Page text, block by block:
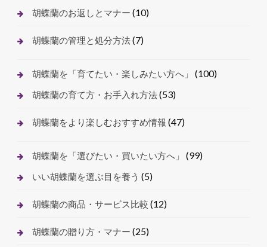
胡蝶蘭のお返しとマナー (10)
胡蝶蘭の管理と処分方法(7)
胡蝶蘭を「育てたい・楽しみたい方へ」 (100)
胡蝶蘭の育て方・お手入れ方法(53)
胡蝶蘭をより楽しむおすすめ情報 (47)
胡蝶蘭を「選びたい・買いたい方へ」 (99)
いい胡蝶蘭を選ぶ目を養う (5)
胡蝶蘭の商品・サービス比較 (12)
胡蝶蘭の贈り方・マナー (25)